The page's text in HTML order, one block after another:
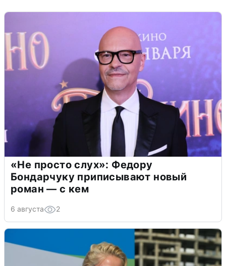
«Не просто слух»: Федору
Бондарчуку приписывают новый
роман — с кем
6 августа 2